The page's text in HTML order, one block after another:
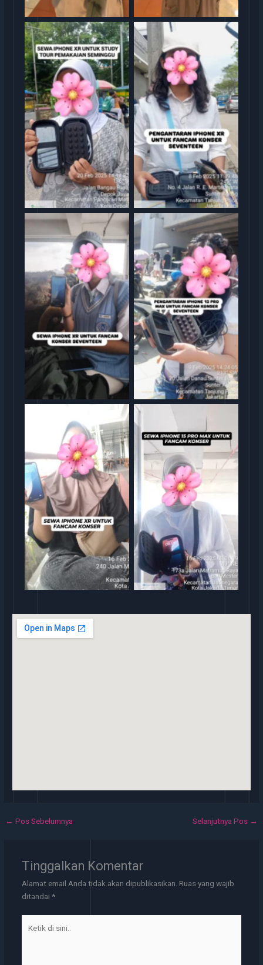
Sewa iphone jakarta Sewa iphone jakarta
rental iphone jakarta rental iphone jakarta
rental iphone jakarta rental iphone
← Pos Sebelumnya Selanjutnya Pos →
Tinggalkan Komentar
Alamat email Anda tidak akan dipublikasikan. Ruas yang wajib
ditandai *